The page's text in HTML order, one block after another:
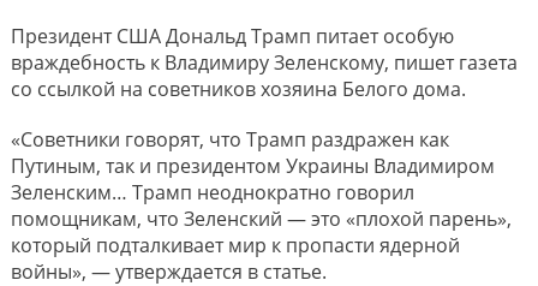
Президент США Дональд Трамп питает особую
враждебность к Владимиру Зеленскому, пишет газета
со ссылкой на советников хозяина Белого дома.
«Советники говорят, что Трамп раздражен как
Путиным, так и президентом Украины Владимиром
Зеленским… Трамп неоднократно говорил
помощникам, что Зеленский — это «плохой парень»,
который подталкивает мир к пропасти ядерной
войны», — утверждается в статье.